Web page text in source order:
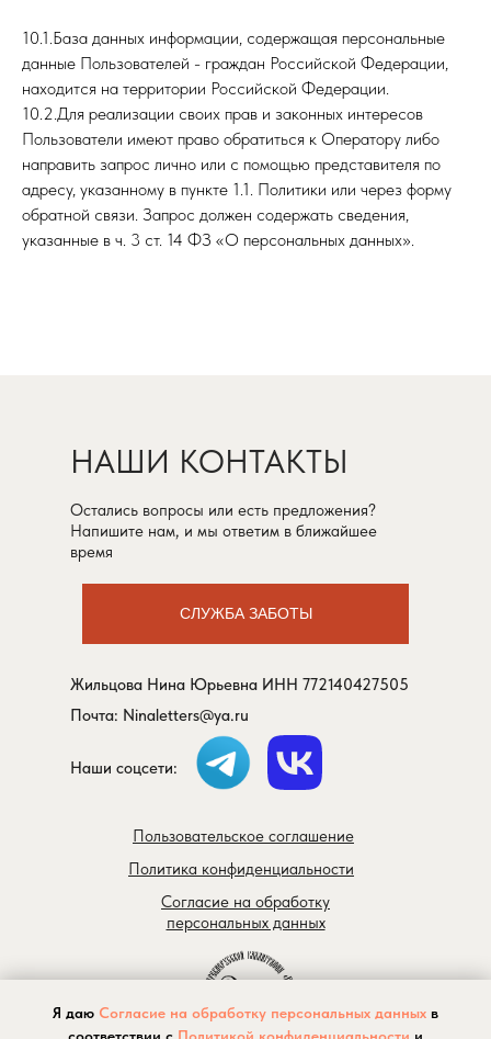
10.1.База данных информации, содержащая персональные
данные Пользователей - граждан Российской Федерации,
находится на территории Российской Федерации.
10.2.Для реализации своих прав и законных интересов
Пользователи имеют право обратиться к Оператору либо
направить запрос лично или с помощью представителя по
адресу, указанному в пункте 1.1. Политики или через форму
обратной связи. Запрос должен содержать сведения,
указанные в ч. 3 ст. 14 ФЗ «О персональных данных».
Наши соцсети:
Жильцова Нина Юрьевна ИНН 772140427505
Почта: Ninaletters@ya.ru
НАШИ КОНТАКТЫ
Остались вопросы или есть предложения?
Напишите нам, и мы ответим в ближайшее
время
Пользовательское соглашение
Согласие на обработку
персональных данных
Политика конфиденциальности
СЛУЖБА ЗАБОТЫ
Я даю Согласие на обработку персональных данных в